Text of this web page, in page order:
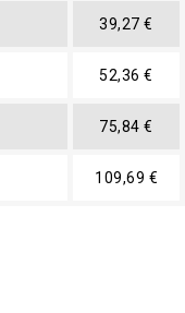
39,27 €
52,36 €
75,84 €
109,69 €